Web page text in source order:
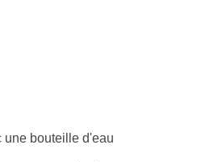
une bouteille d'eau